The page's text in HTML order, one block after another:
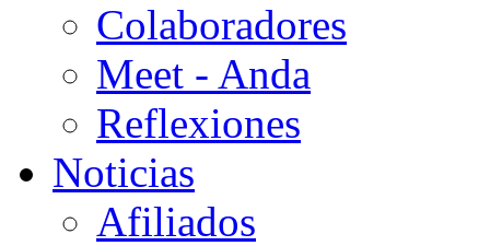
Colaboradores
Meet - Anda
Reflexiones
Noticias
Afiliados